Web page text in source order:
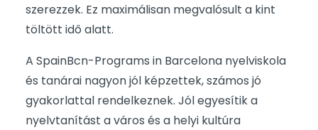
szerezzek. Ez maximálisan megvalósult a kint
töltött idő alatt.
A SpainBcn-Programs in Barcelona nyelviskola
és tanárai nagyon jól képzettek, számos jó
gyakorlattal rendelkeznek. Jól egyesítik a
nyelvtanítást a város és a helyi kultúra